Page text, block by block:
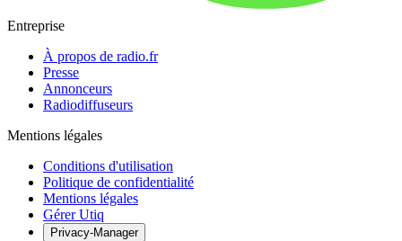
Entreprise
À propos de radio.fr
Presse
Annonceurs
Radiodiffuseurs
Mentions légales
Conditions d'utilisation
Politique de confidentialité
Mentions légales
Gérer Utiq
Privacy-Manager